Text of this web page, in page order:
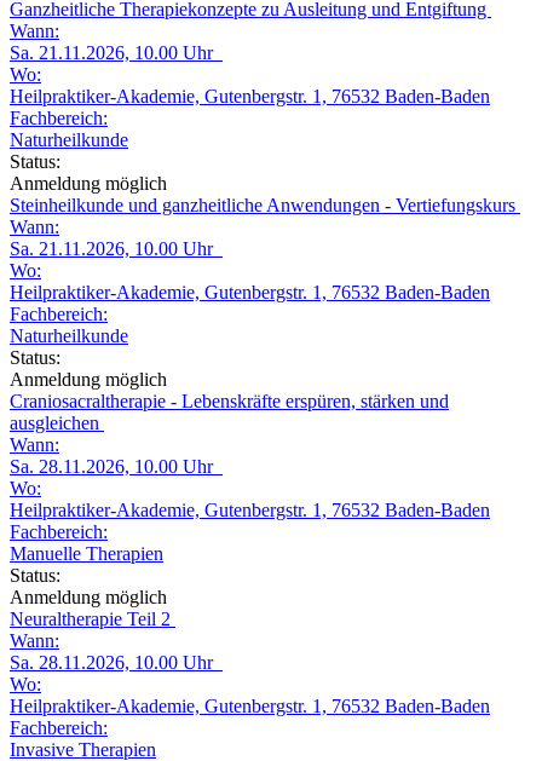
Ganzheitliche Therapiekonzepte zu Ausleitung und Entgiftung
Wann:
Sa. 21.11.2026, 10.00 Uhr
Wo:
Heilpraktiker-Akademie, Gutenbergstr. 1, 76532 Baden-Baden
Fachbereich:
Naturheilkunde
Status:
Anmeldung möglich
Steinheilkunde und ganzheitliche Anwendungen - Vertiefungskurs
Wann:
Sa. 21.11.2026, 10.00 Uhr
Wo:
Heilpraktiker-Akademie, Gutenbergstr. 1, 76532 Baden-Baden
Fachbereich:
Naturheilkunde
Status:
Anmeldung möglich
Craniosacraltherapie - Lebenskräfte erspüren, stärken und
ausgleichen
Wann:
Sa. 28.11.2026, 10.00 Uhr
Wo:
Heilpraktiker-Akademie, Gutenbergstr. 1, 76532 Baden-Baden
Fachbereich:
Manuelle Therapien
Status:
Anmeldung möglich
Neuraltherapie Teil 2
Wann:
Sa. 28.11.2026, 10.00 Uhr
Wo:
Heilpraktiker-Akademie, Gutenbergstr. 1, 76532 Baden-Baden
Fachbereich:
Invasive Therapien